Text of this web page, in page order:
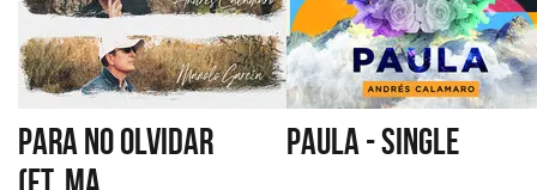
PARA NO OLVIDAR
(FT. MA...
PAULA - SINGLE